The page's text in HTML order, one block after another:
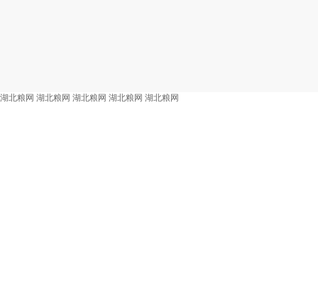
湖北粮网 湖北粮网 湖北粮网 湖北粮网 湖北粮网